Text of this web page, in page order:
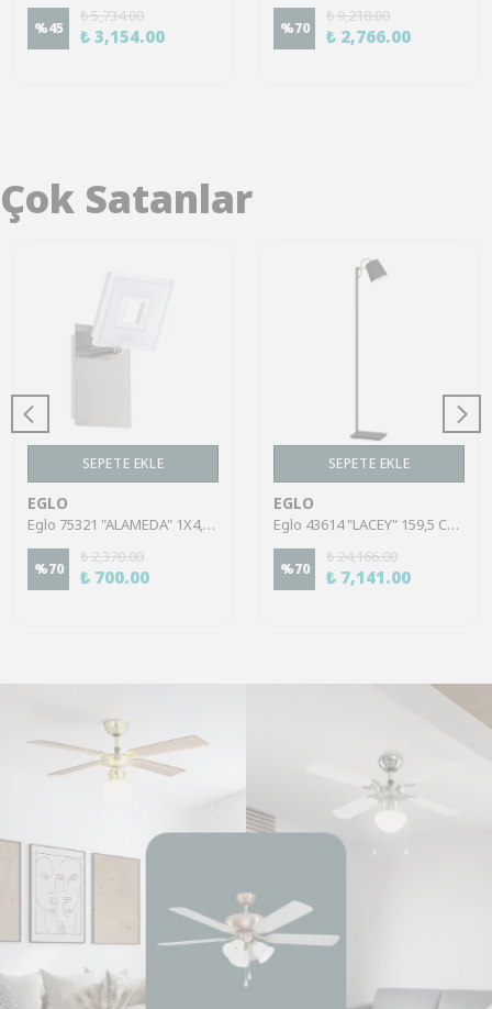
%45
₺ 5,734.00
₺ 3,154.00 %70
₺ 9,218.00
₺ 2,766.00
Çok Satanlar
SEPETE EKLE
EGLO
Eglo 75321 "ALAMEDA" 1X4,5W Çelik Nikel Mat Sıva Üstü Spot
%70
₺ 2,370.00
₺ 700.00
SEPETE EKLE
EGLO
Eglo 43614 "LACEY" 159,5 Cm Yüksekliğinde Çelik, Ahşap Köşe Lambası Lambader
%70
₺ 24,166.00
₺ 7,141.00